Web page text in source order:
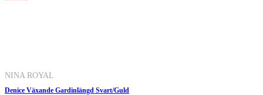
NINA ROYAL
Denice Växande Gardinlängd Svart/Guld